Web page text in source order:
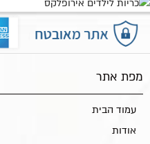
מפת אתר
עמוד הבית
אודות